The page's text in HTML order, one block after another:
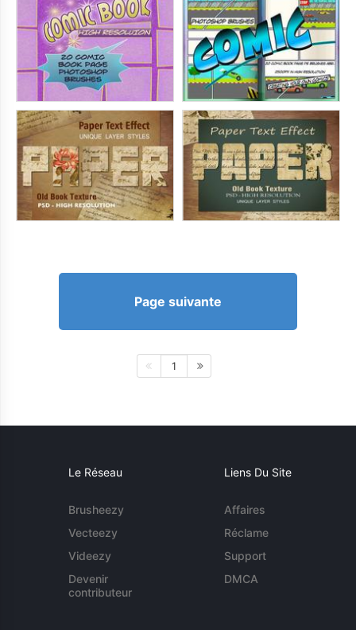
Page suivante
1
Le Réseau
Brusheezy
Vecteezy
Videezy
Devenir
contributeur
Liens Du Site
Affaires
Réclame
Support
DMCA